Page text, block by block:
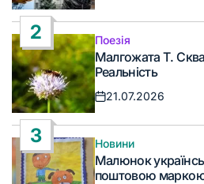
2
Опублікувати
у
Поезія
Малгожата Т.
Реальність
Дата
21.07.2026
3
Опублікувати
у
Новини
Малюнок
поштовою маркою